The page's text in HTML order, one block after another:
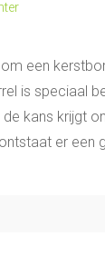
een
is speciaal
kans krijgt
er een